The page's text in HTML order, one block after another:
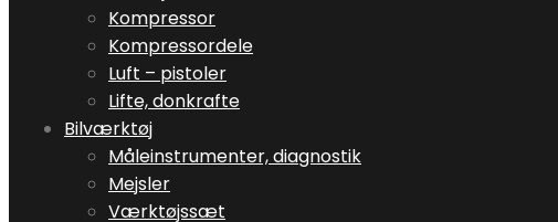
content
Kompressor
Kompressordele
Luft – pistoler
Lifte, donkrafte
Bilværktøj
Måleinstrumenter, diagnostik
Mejsler
Værktøjssæt